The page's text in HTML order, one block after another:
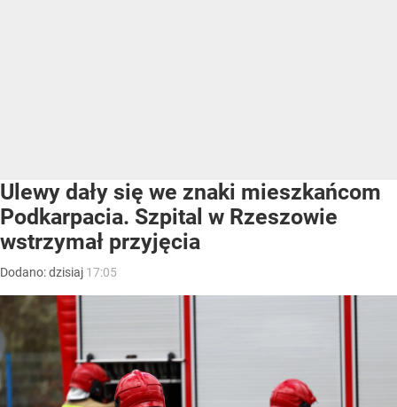
Ulewy dały się we znaki mieszkańcom
Podkarpacia. Szpital w Rzeszowie
wstrzymał przyjęcia
Dodano:dzisiaj 17:05